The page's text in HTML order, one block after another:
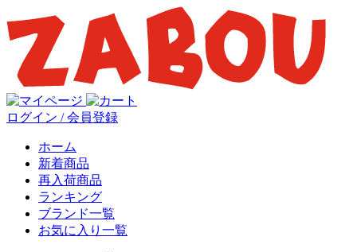
ログイン / 会員登録
ホーム
新着商品
再入荷商品
ランキング
ブランド一覧
お気に入り一覧